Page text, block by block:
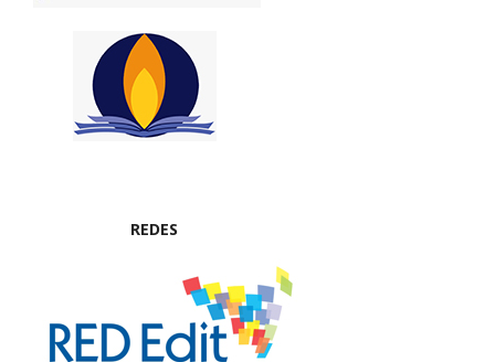
REDES